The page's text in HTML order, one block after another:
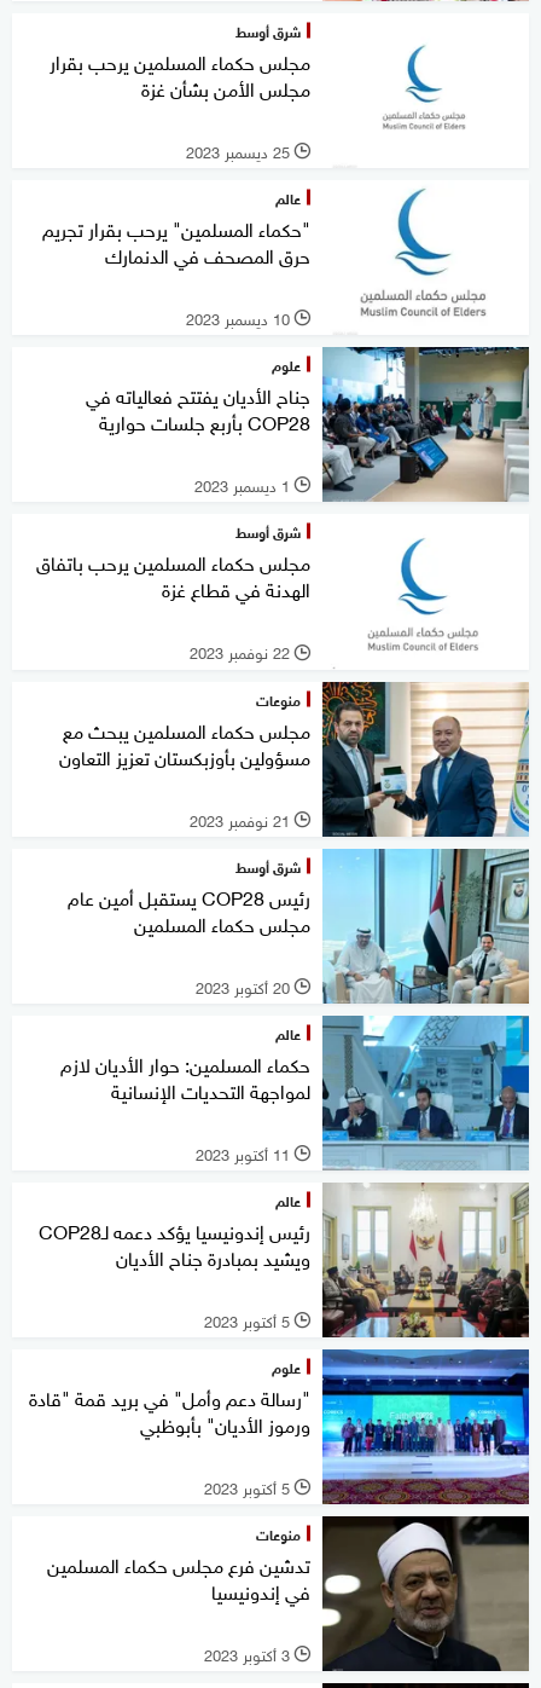
شرق أوسط
مجلس حكماء المسلمين يرحب بقرار
مجلس الأمن بشأن غزة
l 25 ديسمبر 2023
عالم
"حكماء المسلمين" يرحب بقرار تجريم
حرق المصحف في الدنمارك
l 10 ديسمبر 2023
علوم
جناح الأديان يفتتح فعالياته في
COP28 بأربع جلسات حوارية
l 1 ديسمبر 2023
شرق أوسط
مجلس حكماء المسلمين يرحب باتفاق
الهدنة في قطاع غزة
l 22 نوفمبر 2023
منوعات
مجلس حكماء المسلمين يبحث مع
مسؤولين بأوزبكستان تعزيز التعاون
l 21 نوفمبر 2023
شرق أوسط
رئيس COP28 يستقبل أمين عام
مجلس حكماء المسلمين
l 20 أكتوبر 2023
عالم
حكماء المسلمين: حوار الأديان لازم
لمواجهة التحديات الإنسانية
l 11 أكتوبر 2023
عالم
رئيس إندونيسيا يؤكد دعمه لـCOP28
ويشيد بمبادرة جناح الأديان
l 5 أكتوبر 2023
علوم
"رسالة دعم وأمل" في بريد قمة "قادة
ورموز الأديان" بأبوظبي
l 5 أكتوبر 2023
منوعات
تدشين فرع مجلس حكماء المسلمين
في إندونيسيا
l 3 أكتوبر 2023